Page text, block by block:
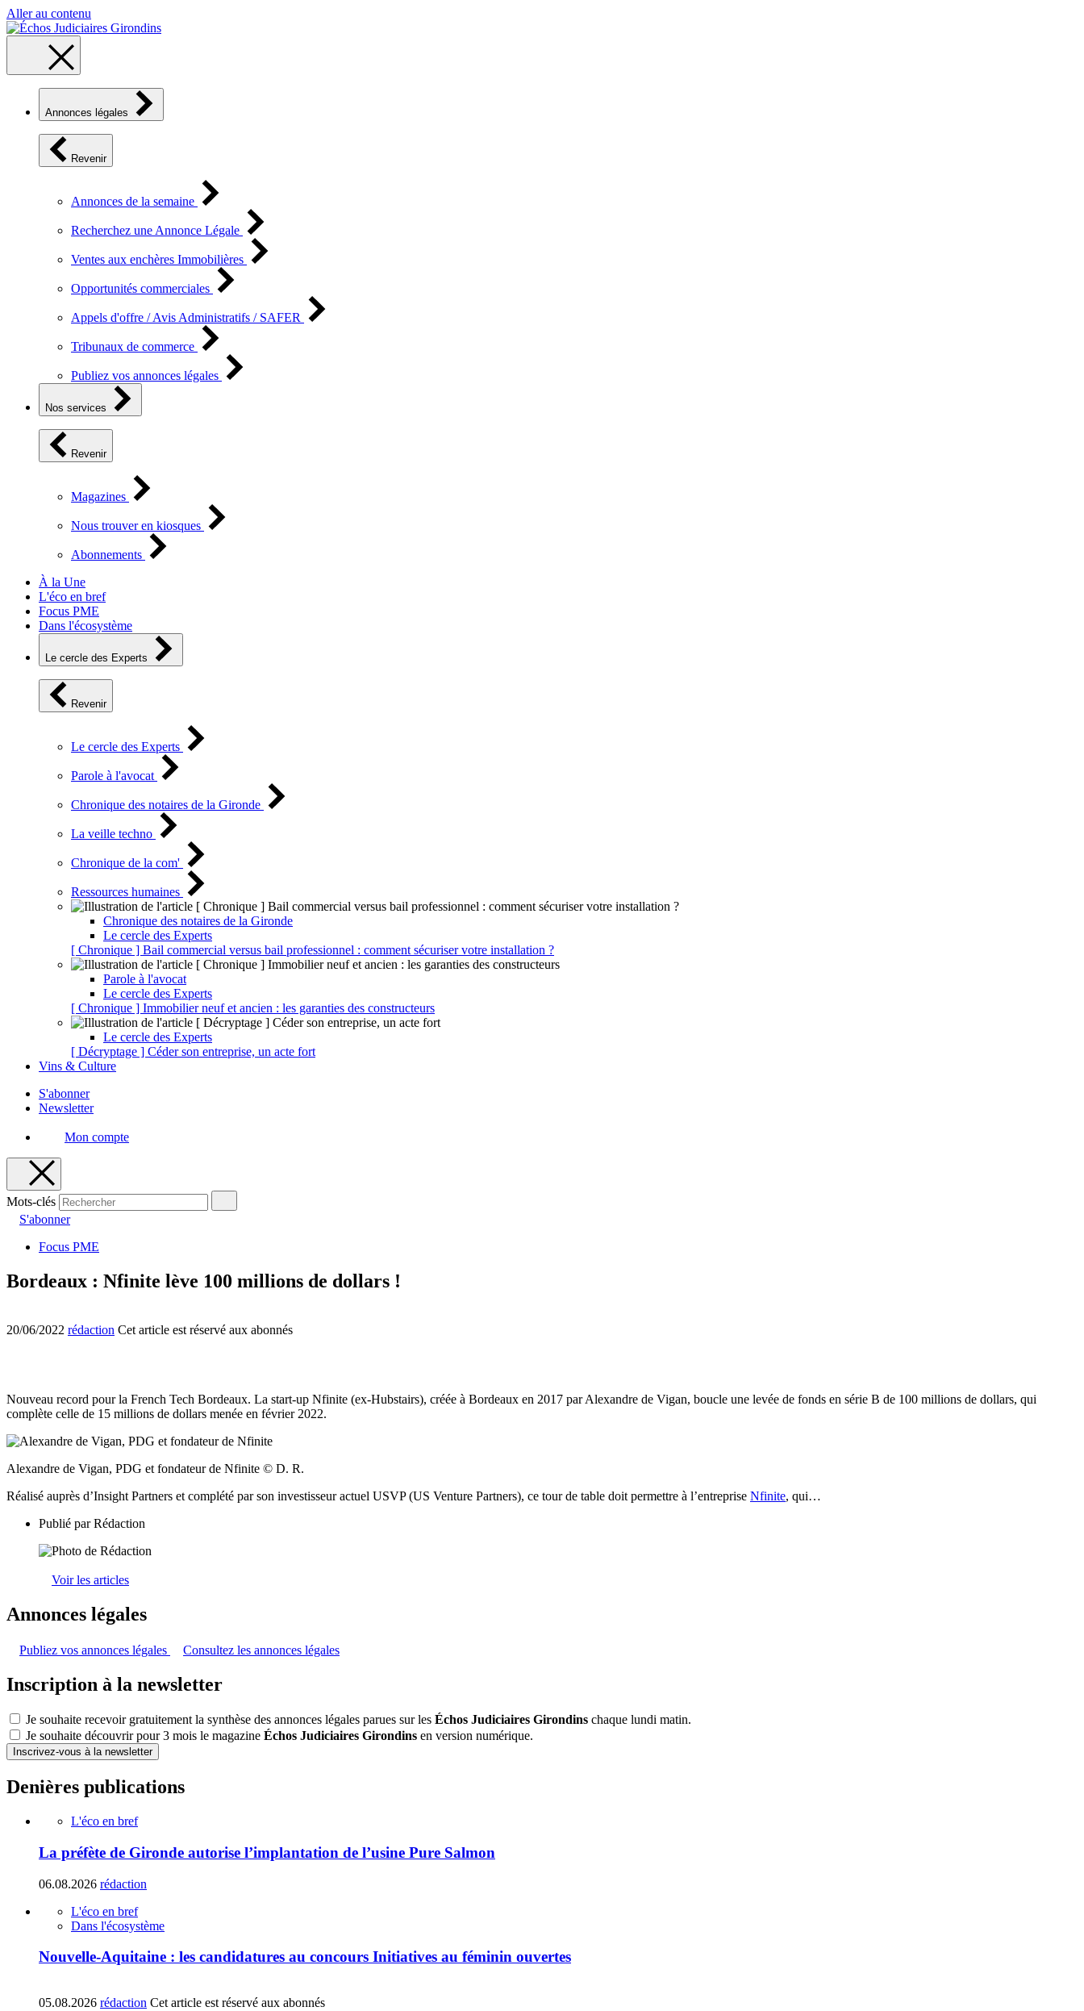
Aller au contenu
Annonces légales
Revenir
Annonces de la semaine
Recherchez une Annonce Légale
Ventes aux enchères Immobilières
Opportunités commerciales
Appels d'offre / Avis Administratifs / SAFER
Tribunaux de commerce
Publiez vos annonces légales
Nos services
Revenir
Magazines
Nous trouver en kiosques
Abonnements
À la Une
L'éco en bref
Focus PME
Dans l'écosystème
Le cercle des Experts
Revenir
Le cercle des Experts
Parole à l'avocat
Chronique des notaires de la Gironde
La veille techno
Chronique de la com'
Ressources humaines
Chronique des notaires de la Gironde
Le cercle des Experts
[ Chronique ] Bail commercial versus bail professionnel : comment sécuriser votre installation ?
Parole à l'avocat
Le cercle des Experts
[ Chronique ] Immobilier neuf et ancien : les garanties des constructeurs
Le cercle des Experts
[ Décryptage ] Céder son entreprise, un acte fort
Vins & Culture
S'abonner
Newsletter
Mon compte
Mots-clés
S'abonner
Focus PME
Bordeaux : Nfinite lève 100 millions de dollars !
20/06/2022 rédaction Cet article est réservé aux abonnés
Nouveau record pour la French Tech Bordeaux. La start-up Nfinite (ex-Hubstairs), créée à Bordeaux en 2017 par Alexandre de Vigan, boucle une levée de fonds en série B de 100 millions de dollars, qui
complète celle de 15 millions de dollars menée en février 2022.
Alexandre de Vigan, PDG et fondateur de Nfinite © D. R.
Réalisé auprès d’Insight Partners et complété par son investisseur actuel USVP (US Venture Partners), ce tour de table doit permettre à l’entreprise Nfinite, qui…
Publié parRédaction
Voir les articles
Annonces légales
Publiez vos annonces légales Consultez les annonces légales
Inscription à la newsletter
Je souhaite recevoir gratuitement la synthèse des annonces légales parues sur les Échos Judiciaires Girondins chaque lundi matin.
Je souhaite découvrir pour 3 mois le magazine Échos Judiciaires Girondins en version numérique.
Inscrivez-vous à la newsletter
Denières publications
L'éco en bref
La préfète de Gironde autorise l’implantation de l’usine Pure Salmon
06.08.2026 rédaction
L'éco en bref
Dans l'écosystème
Nouvelle-Aquitaine : les candidatures au concours Initiatives au féminin ouvertes
05.08.2026 rédaction Cet article est réservé aux abonnés